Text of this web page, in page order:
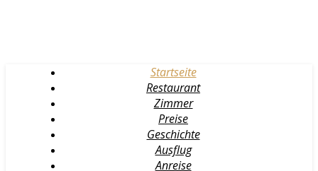
Startseite
Restaurant
Zimmer
Preise
Geschichte
Ausflug
Anreise